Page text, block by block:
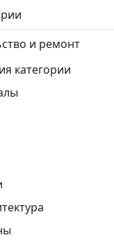
и ремонт
категории